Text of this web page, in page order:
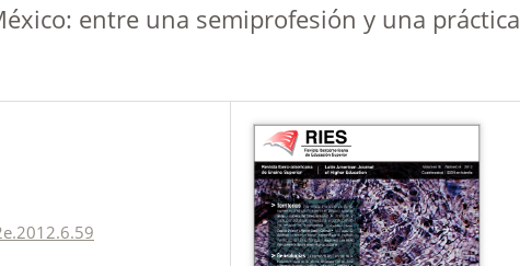
entre una semiprofesión y una práctica